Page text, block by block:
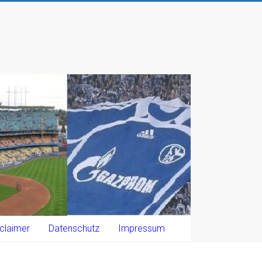
Datenschutz Impressum